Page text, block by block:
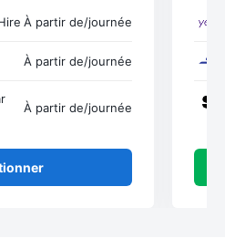
À partir de/journée
À partir de/journée
À partir de/journée